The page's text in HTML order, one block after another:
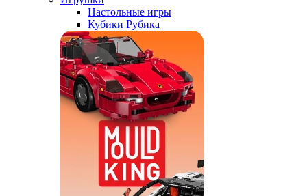
Настольные игры
Кубики Рубика